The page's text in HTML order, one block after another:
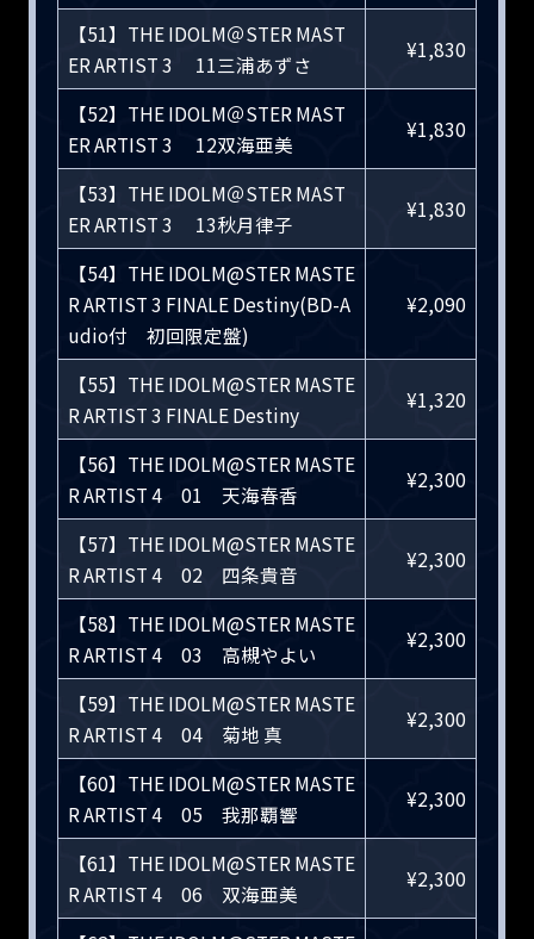
【51】THE IDOLM＠STER MAST
ER ARTIST 3 11三浦あずさ
¥1,830
【52】THE IDOLM＠STER MAST
ER ARTIST 3 12双海亜美
¥1,830
【53】THE IDOLM＠STER MAST
ER ARTIST 3 13秋月律子
¥1,830
【54】THE IDOLM@STER MASTE
R ARTIST 3 FINALE Destiny(BD-A
udio付 初回限定盤)
¥2,090
【55】THE IDOLM@STER MASTE
R ARTIST 3 FINALE Destiny
¥1,320
【56】THE IDOLM@STER MASTE
R ARTIST 4 01 天海春香
¥2,300
【57】THE IDOLM@STER MASTE
R ARTIST 4 02 四条貴音
¥2,300
【58】THE IDOLM@STER MASTE
R ARTIST 4 03 高槻やよい
¥2,300
【59】THE IDOLM@STER MASTE
R ARTIST 4 04 菊地 真
¥2,300
【60】THE IDOLM@STER MASTE
R ARTIST 4 05 我那覇響
¥2,300
【61】THE IDOLM@STER MASTE
R ARTIST 4 06 双海亜美
¥2,300